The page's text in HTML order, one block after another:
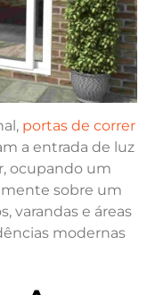
portas de correr
a entrada de luz
ocupando um
sobre um
varandas e áreas
modernas